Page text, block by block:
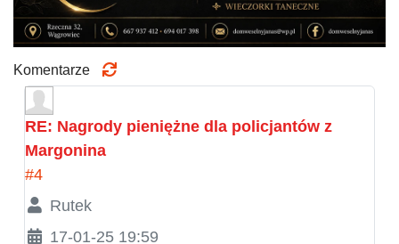
Komentarze
RE: Nagrody pieniężne dla policjantów z
Margonina
#4
Rutek
17-01-25 19:59